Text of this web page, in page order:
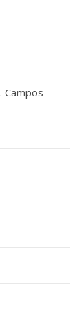
Campos